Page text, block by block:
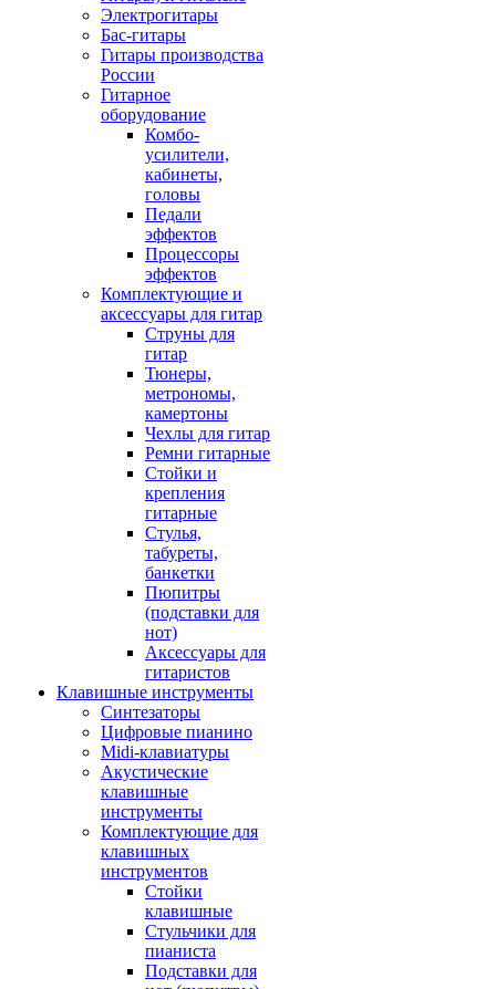
Электрогитары
Бас-гитары
Гитары производства
России
Гитарное
оборудование
Комбо-
усилители,
кабинеты,
головы
Педали
эффектов
Процессоры
эффектов
Комплектующие и
аксессуары для гитар
Струны для
гитар
Тюнеры,
метрономы,
камертоны
Чехлы для гитар
Ремни гитарные
Стойки и
крепления
гитарные
Стулья,
табуреты,
банкетки
Пюпитры
(подставки для
нот)
Аксессуары для
гитаристов
Клавишные инструменты
Синтезаторы
Цифровые пианино
Midi-клавиатуры
Акустические
клавишные
инструменты
Комплектующие для
клавишных
инструментов
Стойки
клавишные
Стульчики для
пианиста
Подставки для